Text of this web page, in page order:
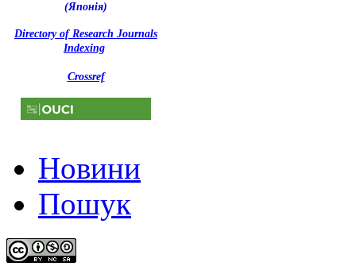
(Японія)
Directory of Research Journals
Indexing
Crossref
Новини
Пошук